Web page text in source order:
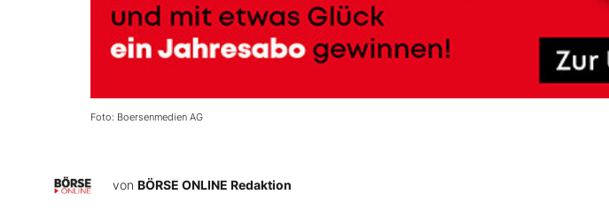
Foto: Boersenmedien AG
von BÖRSE ONLINE Redaktion